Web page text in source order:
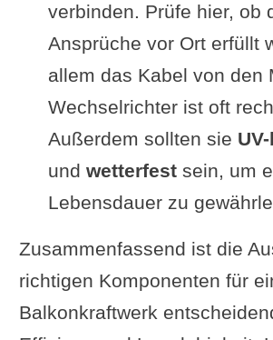
verbinden. Prüfe hier, ob
Ansprüche vor Ort erfüllt
allem das Kabel von den
Wechselrichter ist oft
Außerdem sollten sie
und wetterfestsein, um
Lebensdauer zu
Zusammenfassend ist die
richtigen Komponenten für
Balkonkraftwerk